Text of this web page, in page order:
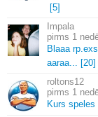
[5]
Impala
1
Blaaa rp.
aaraa... [20]
roltons12
1
Kurs